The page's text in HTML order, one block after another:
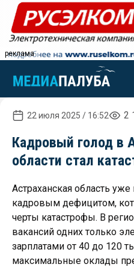
реклама
22 июля 2025 / 16:52 2
Кадровый голод в
области стал
Астраханская область уже
кадровым дефицитом,
черты катастрофы. В
вакансий одних только
зарплатами от 40 до 120
максимальные оклады